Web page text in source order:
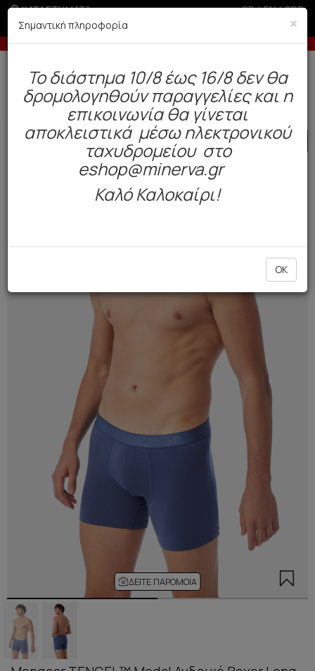
ΚΑΤΑΣΤΗΜΑΤΑ GR|EN|SRB
-5% σε παραγγελίες άνω των 200€ σε περίοδο εκπτώσεων
Δωρεάν αποστολή άνω των 49€. Παράδοση σε 3-5 εργάσιμες.
Ανδρας Εσώρουχα Boxers
SALE
ΔΕΊΤΕ ΠΑΡΌΜΟΙΑ
×
Σημαντική πληροφορία
To διάστημα 10/8 έως 16/8 δεν θα
δρομολογηθούν παραγγελίες και η
επικοινωνία θα γίνεται
αποκλειστικά μέσω ηλεκτρονικού
ταχυδρομείου στο
eshop@minerva.gr
Καλό Καλοκαίρι!
OK